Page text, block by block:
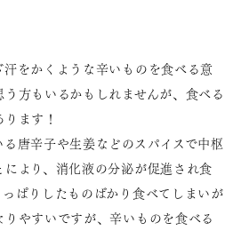
汗をかくような辛いものを食べる意
方もいるかもしれませんが、食べる
ます！
唐辛子や生姜などのスパイスで中枢
より、消化液の分泌が促進され食
ぱりしたものばかり食べてしまいが
やすいですが、辛いものを食べる